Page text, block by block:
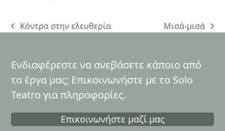
previous
Κόντρα στην ελευθερία
next
Μισά-μισά
Ενδιαφέρεστε να ανεβάσετε κάποιο από
τα έργα μας; Επικοινωνήστε με το Solo
Teatro για πληροφορίες.
Επικοινωνήστε μαζί μας